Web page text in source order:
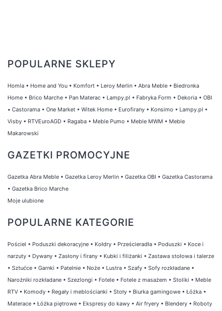
POPULARNE SKLEPY
Homla • Home and You • Komfort • Leroy Merlin • Abra Meble • Biedronka
Home • Brico Marche • Pan Materac • Lampy.pl • Fabryka Form • Dekoria • OBI
• Castorama • One Market • Witek Home • Eurofirany • Konsimo • Lampy.pl •
Visby • RTVEuroAGD • Ragaba • Meble Pumo • Meble MWM • Meble
Makarowski
GAZETKI PROMOCYJNE
Gazetka Abra Meble • Gazetka Leroy Merlin • Gazetka OBI • Gazetka Castorama
• Gazetka Brico Marche
Moje ulubione
POPULARNE KATEGORIE
Pościel • Poduszki dekoracyjne • Kołdry • Prześcieradła • Poduszki • Koce i
narzuty • Dywany • Zasłony i firany • Kubki i filiżanki • Zastawa stołowa i talerze
• Sztućce • Garnki • Patelnie • Noże • Lustra • Szafy • Sofy rozkładane •
Narożniki rozkładane • Szezlongi • Fotele • Fotele z masażem • Stoliki • Meble
RTV • Komody • Regały i meblościanki • Stoły • Biurka gamingowe • Łóżka •
Materace • Łóżka piętrowe • Ekspresy do kawy • Air fryery • Blendery • Roboty